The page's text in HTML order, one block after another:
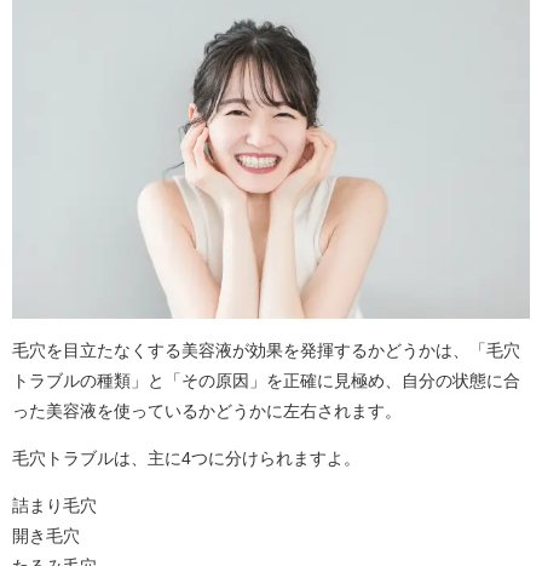
毛穴を目立たなくする美容液が効果を発揮するかどうかは、「毛穴
トラブルの種類」と「その原因」を正確に見極め、自分の状態に合
った美容液を使っているかどうかに左右されます。
毛穴トラブルは、主に4つに分けられますよ。
詰まり毛穴
開き毛穴